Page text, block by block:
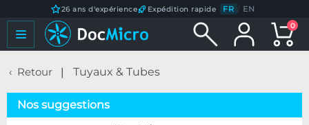
26 ans d'expérience Expédition rapide FR / EN
0
Retour Tuyaux & Tubes
Nos suggestions